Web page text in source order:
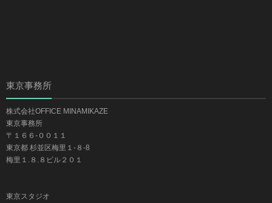
東京事務所
株式会社OFFICE MINAMIKAZE
東京事務所
〒１６６-００１１
東京都 杉並区梅里１-８-8
梅里１.８.８ビル２０１
東京スタジオ